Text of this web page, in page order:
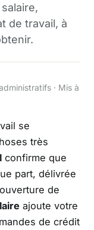
de travail, à
· Mis à
se
très
confirme que
part, délivrée
de
ajoute votre
de crédit